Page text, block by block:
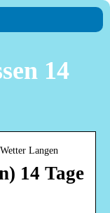
14
Langen
14 Tage